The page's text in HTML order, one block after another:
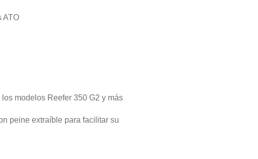
ATO
modelos Reefer 350 G2 y más
peine extraíble para facilitar su